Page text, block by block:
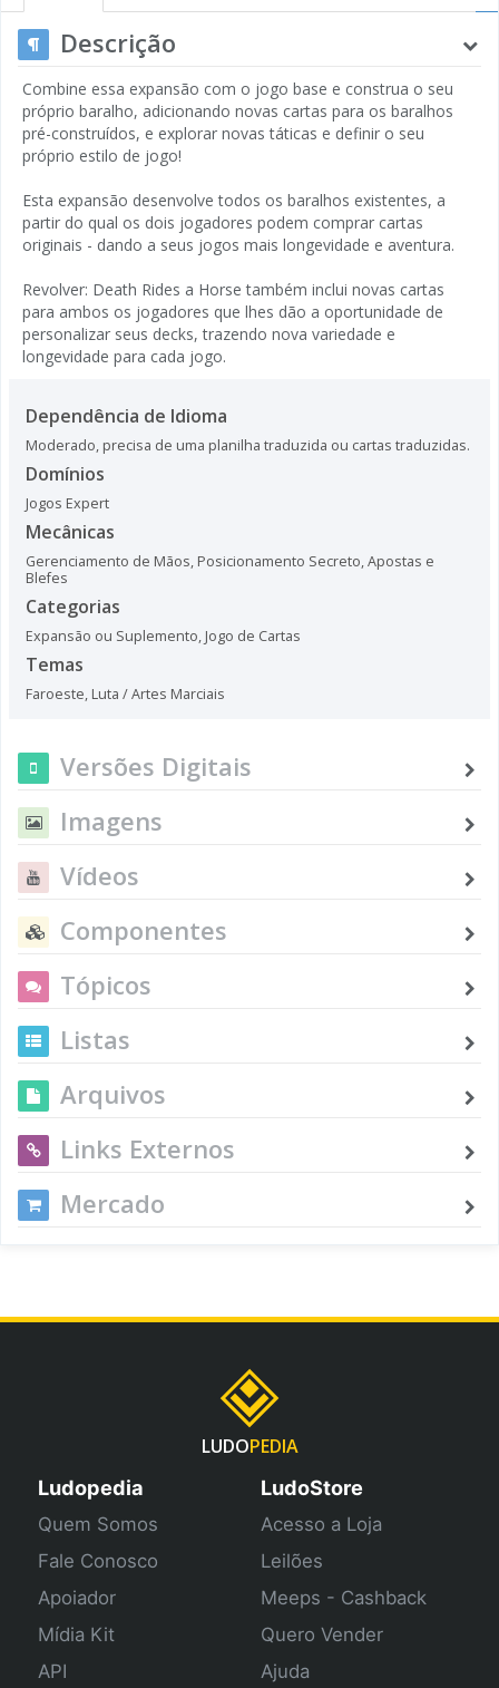
Descrição
Combine essa expansão com o jogo base e construa o seu
próprio baralho, adicionando novas cartas para os baralhos
pré-construídos, e explorar novas táticas e definir o seu
próprio estilo de jogo!
Esta expansão desenvolve todos os baralhos existentes, a
partir do qual os dois jogadores podem comprar cartas
originais - dando a seus jogos mais longevidade e aventura.
Revolver: Death Rides a Horse também inclui novas cartas
para ambos os jogadores que lhes dão a oportunidade de
personalizar seus decks, trazendo nova variedade e
longevidade para cada jogo.
Dependência de Idioma
Moderado, precisa de uma planilha traduzida ou cartas traduzidas.
Domínios
Jogos Expert
Mecânicas
Gerenciamento de Mãos, Posicionamento Secreto,Apostas e
Blefes
Categorias
Expansão ou Suplemento, Jogo de Cartas
Temas
Faroeste, Luta / Artes Marciais
Versões Digitais
Imagens
Vídeos
Componentes
Tópicos
Listas
Arquivos
Links Externos
Mercado
LUDOPEDIA
Ludopedia
Quem Somos
Fale Conosco
Apoiador
Mídia Kit
API
LudoStore
Acesso a Loja
Leilões
Meeps - Cashback
Quero Vender
Ajuda